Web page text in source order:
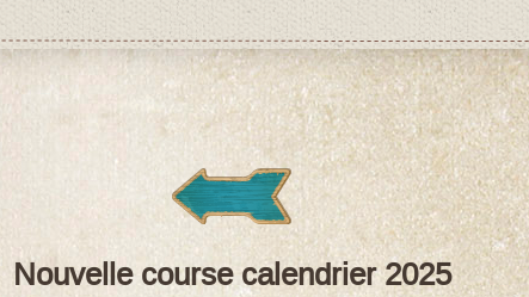
Nouvelle course calendrier 2025